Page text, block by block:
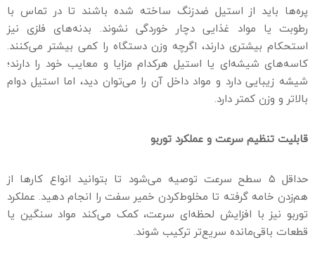
پره‌ها باید از استیل ضدزنگ ساخته شده باشند تا در تماس با
رطوبت یا مواد غذایی دچار خوردگی نشوند. بدنه‌های فلزی نیز
استحکام بیشتری دارند، اگرچه وزن دستگاه را کمی بیشتر می‌کنند.
کاسه‌های شیشه‌ای یا استیل هرکدام مزایا و معایب خود را دارند؛
شیشه زیبایی دارد و مواد داخل آن را می‌توان دید، اما استیل دوام
بالاتر و وزن کمتر دارد.
قابلیت تنظیم سرعت و عملکرد توربو
حداقل ۵ سطح سرعت توصیه می‌شود تا بتوانید انواع کارها از
هم‌زدن خامه گرفته تا مخلوط‌کردن خمیر سفت را انجام دهید. عملکرد
توربو نیز با افزایش لحظه‌ای سرعت، کمک می‌کند مواد سنگین یا
قطعات باقی‌مانده سریع‌تر ترکیب شوند.